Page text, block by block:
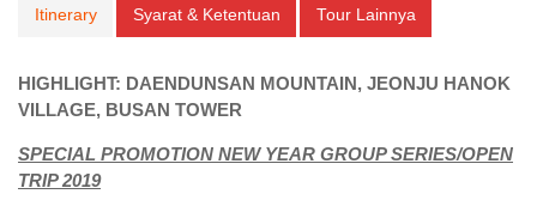
Itinerary Syarat & Ketentuan Tour Lainnya
HIGHLIGHT: DAENDUNSAN MOUNTAIN, JEONJU HANOK
VILLAGE, BUSAN TOWER
SPECIAL PROMOTION NEW YEAR GROUP SERIES/OPEN
TRIP 2019